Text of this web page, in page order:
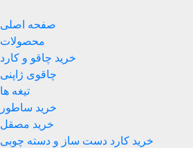
صفحه اصلی
محصولات
خرید چاقو و کارد
چاقوی ژاپنی
تیغه ها
خرید ساطور
خرید مصقل
خرید کارد دست ساز و دسته چوبی